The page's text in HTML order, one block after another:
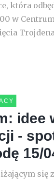
która
w
idee
-
15/
się